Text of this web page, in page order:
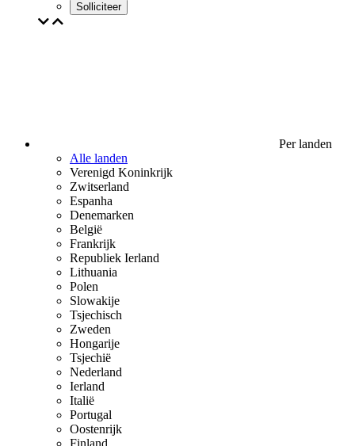
Solliciteer
Per landen
Alle landen
Verenigd Koninkrijk
Zwitserland
Espanha
Denemarken
België
Frankrijk
Republiek Ierland
Lithuania
Polen
Slowakije
Tsjechisch
Zweden
Hongarije
Tsjechië
Nederland
Ierland
Italië
Portugal
Oostenrijk
Finland